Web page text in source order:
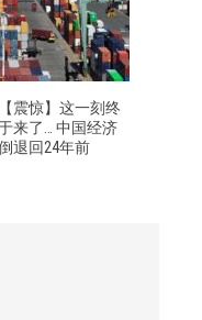
【震惊】这一刻终
来了… 中国经济
退回24年前